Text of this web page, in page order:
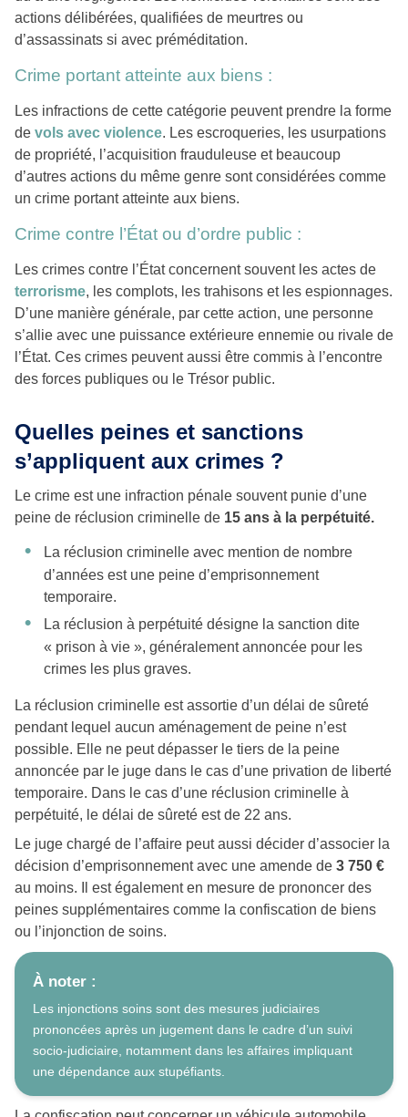
actions délibérées, qualifiées de meurtres ou
d’assassinats si avec préméditation.
Crime portant atteinte aux biens :
Les infractions de cette catégorie peuvent prendre la forme
de vols avec violence. Les escroqueries, les usurpations
de propriété, l’acquisition frauduleuse et beaucoup
d’autres actions du même genre sont considérées comme
un crime portant atteinte aux biens.
Crime contre l’État ou d’ordre public :
Les crimes contre l’État concernent souvent les actes de
terrorisme, les complots, les trahisons et les espionnages.
D’une manière générale, par cette action, une personne
s’allie avec une puissance extérieure ennemie ou rivale de
l’État. Ces crimes peuvent aussi être commis à l’encontre
des forces publiques ou le Trésor public.
Quelles peines et sanctions
s’appliquent aux crimes ?
Le crime est une infraction pénale souvent punie d’une
peine de réclusion criminelle de 15 ans à la perpétuité.
La réclusion criminelle avec mention de nombre
d’années est une peine d’emprisonnement
temporaire.
La réclusion à perpétuité désigne la sanction dite
« prison à vie », généralement annoncée pour les
crimes les plus graves.
La réclusion criminelle est assortie d’un délai de sûreté
pendant lequel aucun aménagement de peine n’est
possible. Elle ne peut dépasser le tiers de la peine
annoncée par le juge dans le cas d’une privation de liberté
temporaire. Dans le cas d’une réclusion criminelle à
perpétuité, le délai de sûreté est de 22 ans.
Le juge chargé de l’affaire peut aussi décider d’associer la
décision d’emprisonnement avec une amende de 3 750 €
au moins. Il est également en mesure de prononcer des
peines supplémentaires comme la confiscation de biens
ou l’injonction de soins.
À noter :
Les injonctions soins sont des mesures judiciaires
prononcées après un jugement dans le cadre d’un suivi
socio-judiciaire, notamment dans les affaires impliquant
une dépendance aux stupéfiants.